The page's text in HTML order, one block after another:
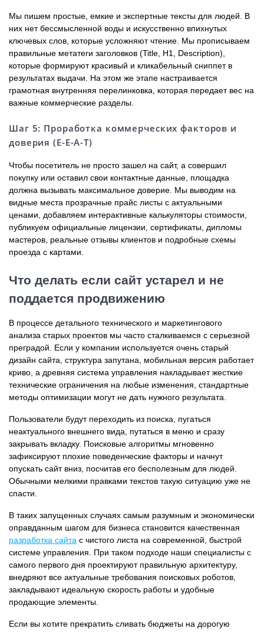
Мы пишем простые, емкие и экспертные тексты для людей. В
них нет бессмысленной воды и искусственно впихнутых
ключевых слов, которые усложняют чтение. Мы прописываем
правильные метатеги заголовков (Title, H1, Description),
которые формируют красивый и кликабельный сниппет в
результатах выдачи. На этом же этапе настраивается
грамотная внутренняя перелинковка, которая передает вес на
важные коммерческие разделы.
Шаг 5: Проработка коммерческих факторов и
доверия (E-E-A-T)
Чтобы посетитель не просто зашел на сайт, а совершил
покупку или оставил свои контактные данные, площадка
должна вызывать максимальное доверие. Мы выводим на
видные места прозрачные прайс листы с актуальными
ценами, добавляем интерактивные калькуляторы стоимости,
публикуем официальные лицензии, сертификаты, дипломы
мастеров, реальные отзывы клиентов и подробные схемы
проезда с картами.
Что делать если сайт устарел и не
поддается продвижению
В процессе детального технического и маркетингового
анализа старых проектов мы часто сталкиваемся с серьезной
преградой. Если у компании используется очень старый
дизайн сайта, структура запутана, мобильная версия работает
криво, а древняя система управления накладывает жесткие
технические ограничения на любые изменения, стандартные
методы оптимизации могут не дать нужного результата.
Пользователи будут переходить из поиска, пугаться
неактуального внешнего вида, путаться в меню и сразу
закрывать вкладку. Поисковые алгоритмы мгновенно
зафиксируют плохие поведенческие факторы и начнут
опускать сайт вниз, посчитав его бесполезным для людей.
Обычными мелкими правками текстов такую ситуацию уже не
спасти.
В таких запущенных случаях самым разумным и экономически
оправданным шагом для бизнеса становится качественная
разработка сайта с чистого листа на современной, быстрой
системе управления. При таком подходе наши специалисты с
самого первого дня проектируют правильную архитектуру,
внедряют все актуальные требования поисковых роботов,
закладывают идеальную скорость работы и удобные
продающие элементы.
Если вы хотите прекратить сливать бюджеты на дорогую